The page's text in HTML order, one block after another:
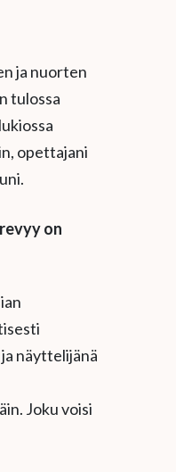
ja nuorten
tulossa
opettajani
on
näyttelijänä
Joku voisi